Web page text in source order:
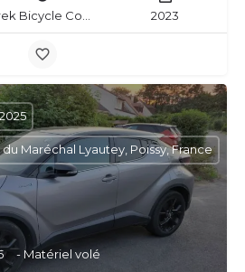
2023
- Matériel volé
Maréchal Lyautey, Poissy, France